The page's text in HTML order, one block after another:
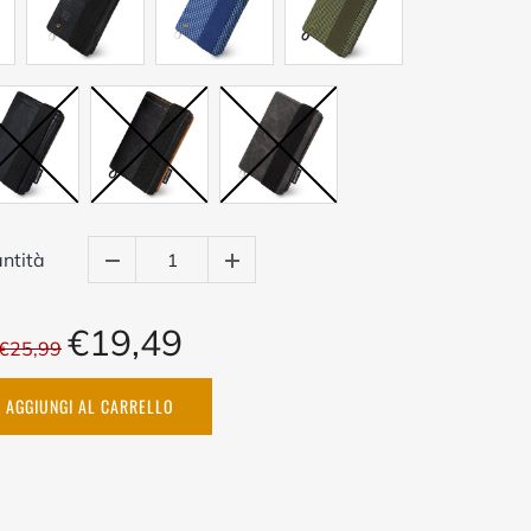
€19,49
AGGIUNGI AL CARRELLO